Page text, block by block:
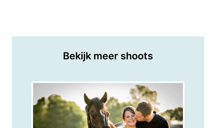
Bekijk meer shoots